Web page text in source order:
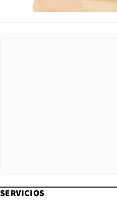
SERVICIOS